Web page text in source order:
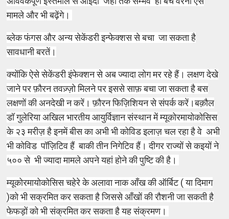
मामले और भी बढ़ेंगे।
ब्लेक फंगस और अन्य सेकेंडरी इन्फेक्शस से बचा जा सकता है
सावधानी बरतें।
क्योंकि ऐसे सेकेंडरी इंफेक्शन से अब ज्यादा लोग मर रहे हैं। लक्षण देखे
जाने पर फ़ौरन तवज़्ज़ो मिलने पर इससे साफ़ बचा जा सकता है बस
लक्षणों की अनदेखी न करें। फ़ौरन फिज़िशियन से संपर्क करें।बक़ौल
डॉ गुलेरिया अखिल भारतीय आयुर्विज्ञान संस्थान में म्यूकोरमायोकोसिस
के २३ मरीज़ है इनमें बीस का अभी भी कोविड इलाज़ चल रहा है वे अभी
भी कोविड पॉज़िटिव हैं बाकी तीन निगेटिव हैं। दीगर राज्यों से कइयों ने
५०० से भी ज्यादा मामले अपने यहां होने की पुष्टि की है।
म्यूकोरमायोकोसिस चहेरे के अलावा नाक आँख की ऑर्बिट ( यादिमाग
)को भी सक्रमित कर सकता है जिससे आँखों की रौशनी जा सकती है
फेफड़ों को भी संक्रमित कर सकता है यह संक्रमण।